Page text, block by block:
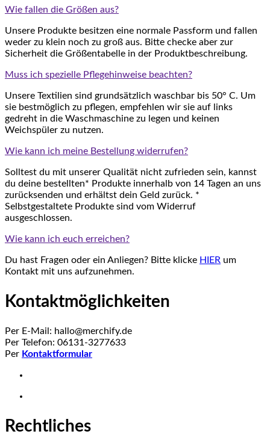
Wie fallen die Größen aus?
Unsere Produkte besitzen eine normale Passform und fallen
weder zu klein noch zu groß aus. Bitte checke aber zur
Sicherheit die Größentabelle in der Produktbeschreibung.
Muss ich spezielle Pflegehinweise beachten?
Unsere Textilien sind grundsätzlich waschbar bis 50° C. Um
sie bestmöglich zu pflegen, empfehlen wir sie auf links
gedreht in die Waschmaschine zu legen und keinen
Weichspüler zu nutzen.
Wie kann ich meine Bestellung widerrufen?
Solltest du mit unserer Qualität nicht zufrieden sein, kannst
du deine bestellten* Produkte innerhalb von 14 Tagen an uns
zurücksenden und erhältst dein Geld zurück. *
Selbstgestaltete Produkte sind vom Widerruf
ausgeschlossen.
Wie kann ich euch erreichen?
Du hast Fragen oder ein Anliegen? Bitte klicke HIER um
Kontakt mit uns aufzunehmen.
Kontaktmöglichkeiten
Per E-Mail: hallo@merchify.de
Per Telefon: 06131-3277633
Per Kontaktformular
Rechtliches